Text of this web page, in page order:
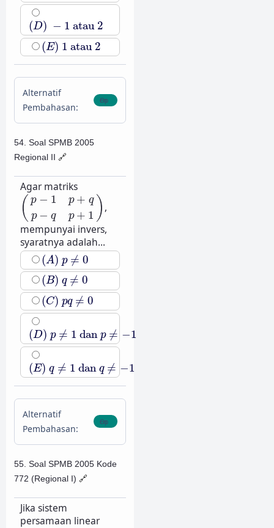
(D) − 1 atau 2
(D) atau 2
(E) 1 atau 2
(E)1atau2
Alternatif
Pembahasan:
54. Soal SPMB 2005
Regional II 🔗
Agar matriks
( p − 1 p + q
p − q p + 1 )
(p−1p+qp−q p+
,
mempunyai invers,
syaratnya adalah...
(A) p ≠ 0
(A)p≠0
(B) q ≠ 0
(B)q≠0
(C) pq ≠ 0
(C)pq≠0
(D) p ≠ 1 dan p ≠ −1
(D) p≠ 1 dan p≠ −
(E) q ≠ 1 dan q ≠ −1
(E) q≠ 1 dan ≠ −
Alternatif
Pembahasan:
55. Soal SPMB 2005 Kode
772 (Regional I) 🔗
Jika sistem
persamaan linear